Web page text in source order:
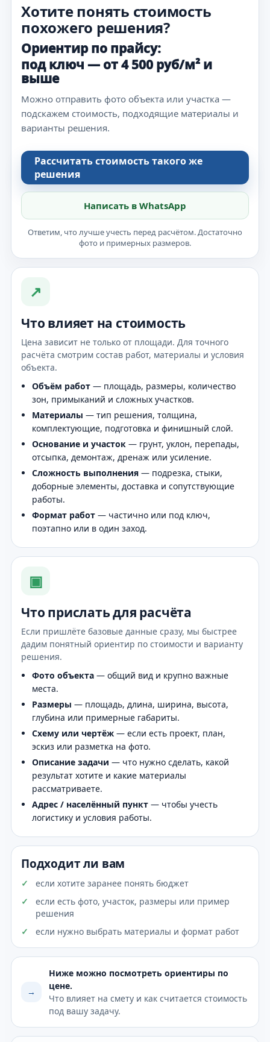
Хотите понять стоимость
похожего решения?
Ориентир по прайсу:
под ключ — от 4 500 руб/м² и
выше
Можно отправить фото объекта или участка —
подскажем стоимость, подходящие материалы и
варианты решения.
Рассчитать стоимость такого же
решения
Написать в WhatsApp
Ответим, что лучше учесть перед расчётом. Достаточно
фото и примерных размеров.
↗
Что влияет на стоимость
Цена зависит не только от площади. Для точного
расчёта смотрим состав работ, материалы и условия
объекта.
Объём работ — площадь, размеры, количество
зон, примыканий и сложных участков.
Материалы — тип решения, толщина,
комплектующие, подготовка и финишный слой.
Основание и участок — грунт, уклон, перепады,
отсыпка, демонтаж, дренаж или усиление.
Сложность выполнения — подрезка, стыки,
доборные элементы, доставка и сопутствующие
работы.
Формат работ — частично или под ключ,
поэтапно или в один заход.
▣
Что прислать для расчёта
Если пришлёте базовые данные сразу, мы быстрее
дадим понятный ориентир по стоимости и варианту
решения.
Фото объекта — общий вид и крупно важные
места.
Размеры — площадь, длина, ширина, высота,
глубина или примерные габариты.
Схему или чертёж — если есть проект, план,
эскиз или разметка на фото.
Описание задачи — что нужно сделать, какой
результат хотите и какие материалы
рассматриваете.
Адрес / населённый пункт — чтобы учесть
логистику и условия работы.
Подходит ли вам
если хотите заранее понять бюджет
если есть фото, участок, размеры или пример
решения
если нужно выбрать материалы и формат работ
→
Ниже можно посмотреть ориентиры по
цене.
Что влияет на смету и как считается стоимость
под вашу задачу.